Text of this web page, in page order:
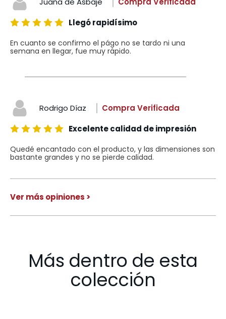
Llegó rapidísimo
En cuanto se confirmo el págo no se tardo ni una
semana en llegar, fue muy rápido.
Rodrigo Díaz
Compra Verificada
Excelente calidad de impresión
Quedé encantado con el producto, y las dimensiones son
bastante grandes y no se pierde calidad.
Ver más opiniones >
Más dentro de esta
colección